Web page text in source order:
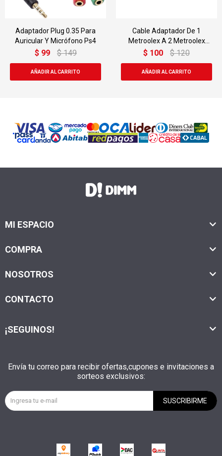
Adaptador Plug 0.35 Para
Auricular Y Micrófono Ps4
$ 99 $ 149
Cable Adaptador De 1
Metroolex A 2 Metroolex
Tipo Y
$ 100 $ 120
MI ESPACIO
COMPRA
NOSOTROS
CONTACTO
Envía tu correo para recibir ofertas,cupones e invitaciones a
sorteos exclusivos:
SUSCRIBIRME
¡SEGUINOS!